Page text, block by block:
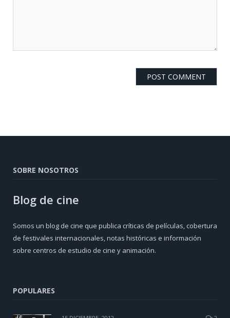
SOBRE NOSOTROS
Blog de cine
Somos un blog de cine que publica críticas de películas, cobertura
de festivales internacionales, notas históricas e información
sobre centros de estudio de cine y animación.
POPULARES